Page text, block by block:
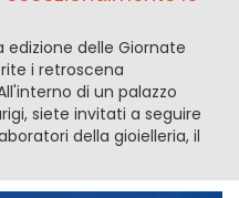
delle Giornate
i retroscena
di un palazzo
siete invitati a seguire
della gioielleria, il